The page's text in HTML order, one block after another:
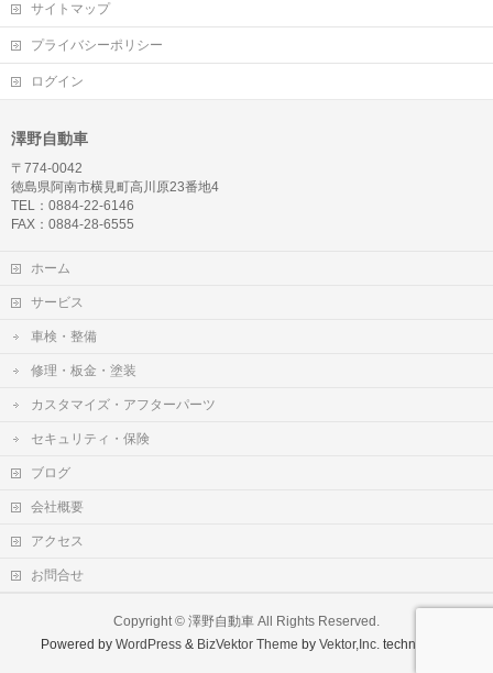
サイトマップ
プライバシーポリシー
ログイン
澤野自動車
〒774-0042
徳島県阿南市横見町高川原23番地4
TEL：0884-22-6146
FAX：0884-28-6555
ホーム
サービス
車検・整備
修理・板金・塗装
カスタマイズ・アフターパーツ
セキュリティ・保険
ブログ
会社概要
アクセス
お問合せ
Copyright © 澤野自動車All Rights Reserved.
Powered byWordPress & BizVektor Theme byVektor,Inc. technology.